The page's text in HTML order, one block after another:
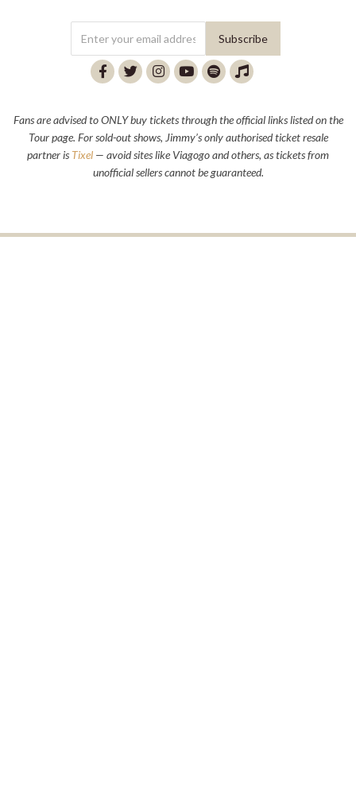
Fans are advised to ONLY buy tickets through the official links listed on the
Tour page. For sold-out shows, Jimmy’s only authorised ticket resale
partner is Tixel — avoid sites like Viagogo and others, as tickets from
unofficial sellers cannot be guaranteed.